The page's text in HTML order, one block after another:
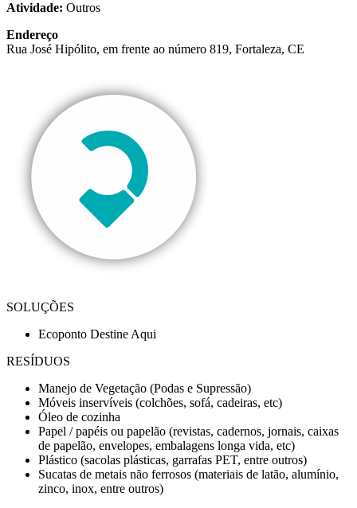
Atividade: Outros
Endereço
Rua José Hipólito, em frente ao número 819, Fortaleza, CE
SOLUÇÕES
Ecoponto Destine Aqui
RESÍDUOS
Manejo de Vegetação (Podas e Supressão)
Móveis inservíveis (colchões, sofá, cadeiras, etc)
Óleo de cozinha
Papel / papéis ou papelão (revistas, cadernos, jornais, caixas
de papelão, envelopes, embalagens longa vida, etc)
Plástico (sacolas plásticas, garrafas PET, entre outros)
Sucatas de metais não ferrosos (materiais de latão, alumínio,
zinco, inox, entre outros)